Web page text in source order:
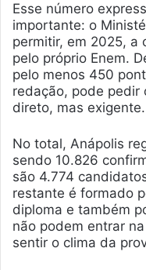
Esse número
importante: o
permitir, em 2025, a
pelo próprio Enem.
pelo menos 450
redação, pode pedir
direto, mas exigente.
No total, Anápolis
sendo 10.826
são 4.774
restante é formado
diploma e também
não podem entrar
sentir o clima da